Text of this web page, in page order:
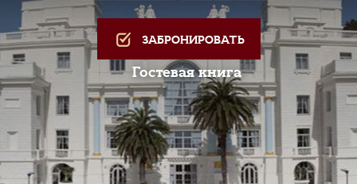
ЗАБРОНИРОВАТЬ
Гостевая книга